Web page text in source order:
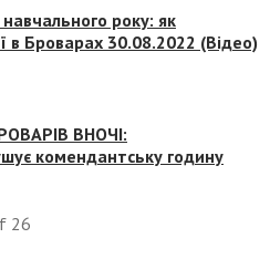
року: як
в Броварах 30.08.2022 (Відео)
ВНОЧІ:
комендантську годину
26